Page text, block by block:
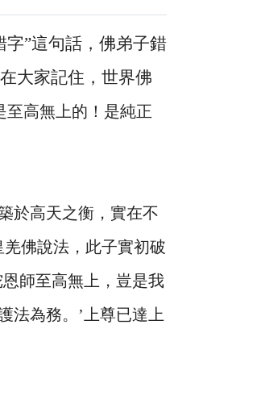
”這句話，佛弟子錯
大家記住，世界佛
至高無上的！是純正
於高天之衡，實在不
佛說法，此子實初破
師至高無上，豈是我
法為務。’上尊已達上